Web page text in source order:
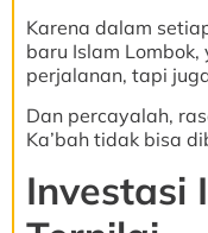
Karena dalam
baru Islam
perjalanan, tapi
Dan percayalah,
Ka’bah tidak bisa
Investasi